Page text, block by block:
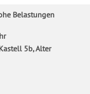
Belastungen
5b, Alter